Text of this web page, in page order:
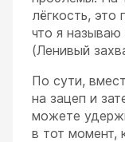
лёгкость, это
что я
(Ленивый
По сути,
на зацеп и
можете
в тот момент,